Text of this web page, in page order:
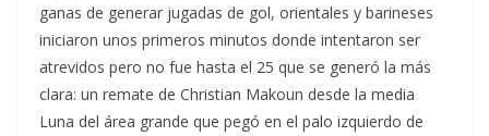
ganas de generar jugadas de gol, orientales y barineses
iniciaron unos primeros minutos donde intentaron ser
atrevidos pero no fue hasta el 25 que se generó la más
clara: un remate de Christian Makoun desde la media
Luna del área grande que pegó en el palo izquierdo de